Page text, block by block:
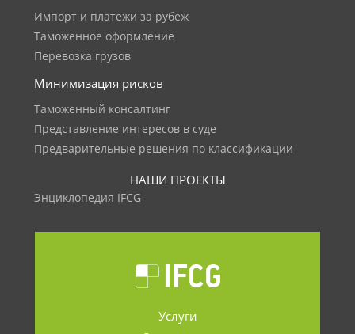
Импорт и платежи за рубеж
Таможенное оформление
Перевозка грузов
Минимизация рисков
Таможенный консалтинг
Представление интересов в суде
Предварительные решения по классификации
НАШИ ПРОЕКТЫ
Энциклопедия IFCG
Услуги